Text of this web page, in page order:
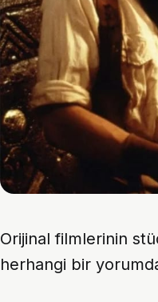
Orijinal filmlerinin
herhangi bir